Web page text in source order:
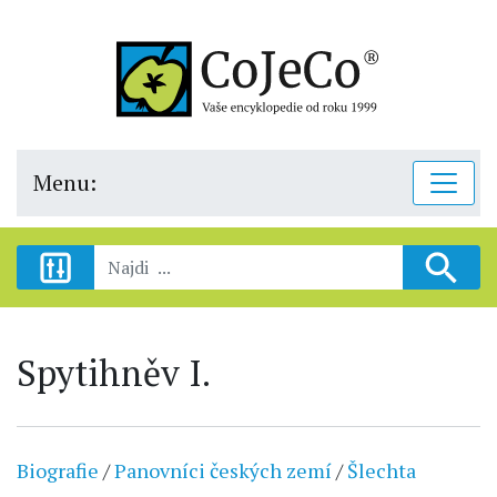
Menu:
Spytihněv I.
Biografie /Panovníci českých zemí/Šlechta